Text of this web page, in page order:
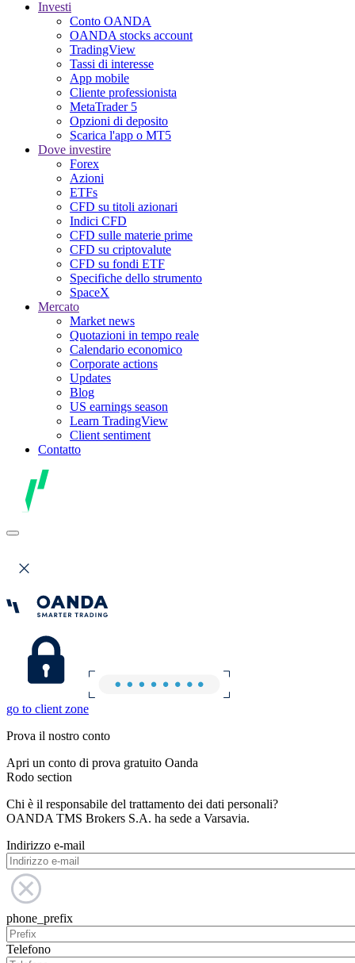
Investi
Conto OANDA
OANDA stocks account
TradingView
Tassi di interesse
App mobile
Cliente professionista
MetaTrader 5
Opzioni di deposito
Scarica l'app o MT5
Dove investire
Forex
Azioni
ETFs
CFD su titoli azionari
Indici CFD
CFD sulle materie prime
CFD su criptovalute
CFD su fondi ETF
Specifiche dello strumento
SpaceX
Mercato
Market news
Quotazioni in tempo reale
Calendario economico
Corporate actions
Updates
Blog
US earnings season
Learn TradingView
Client sentiment
Contatto
go to client zone
Prova il nostro conto
Apri un conto di prova gratuito Oanda
Rodo section
Chi è il responsabile del trattamento dei dati personali?
OANDA TMS Brokers S.A. ha sede a Varsavia.
Indirizzo e-mail
phone_prefix
Telefono